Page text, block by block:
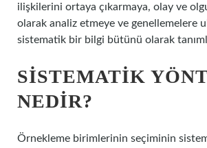
ilişkilerini ortaya çıkarmaya, olay ve
olarak analiz etmeye ve genellemelere
sistematik bir bilgi bütünü olarak
SISTEMATIK
NEDIR?
Örnekleme birimlerinin seçiminin